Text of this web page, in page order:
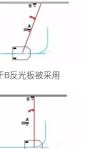
B反光板被采用